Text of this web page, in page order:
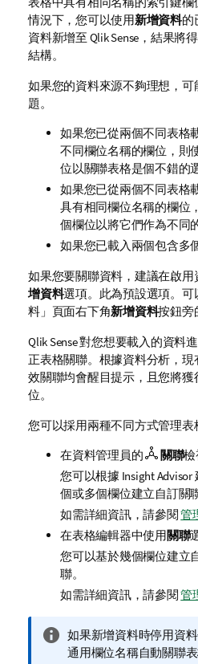
情況下，您可以使用新增資料的
資料新增至 Qlik Sense ，結果將
結構。
如果您的資料來源不夠理想，
題。
如果您已從兩個不同表格
不同欄位名稱的欄位，則
位以關聯表格是個不錯的
如果您已從兩個不同表格
具有相同欄位名稱的欄位
個欄位以將它們作為不同
如果您已載入兩個包含多
如果您要關聯資料，建議在啟
增資料選項。此為預設選項。
料」頁面右下角新增資料按鈕旁
Qlik Sense對您想要載入的資料
正表格關聯。根據資料分析，
效關聯均會醒目提示，且您將
位。
您可以採用兩種不同方式管理表
在資料管理員的
關聯檢
您可以根據 Insight Advisor
個或多個欄位建立自訂關聯
如需詳細資訊，請參閱管
在表格編輯器中使用關聯
您可以基於幾個欄位建立
聯。
如需詳細資訊，請參閱管
資
訊
如果新增資料時停用資料
通用欄位名稱自動關聯表